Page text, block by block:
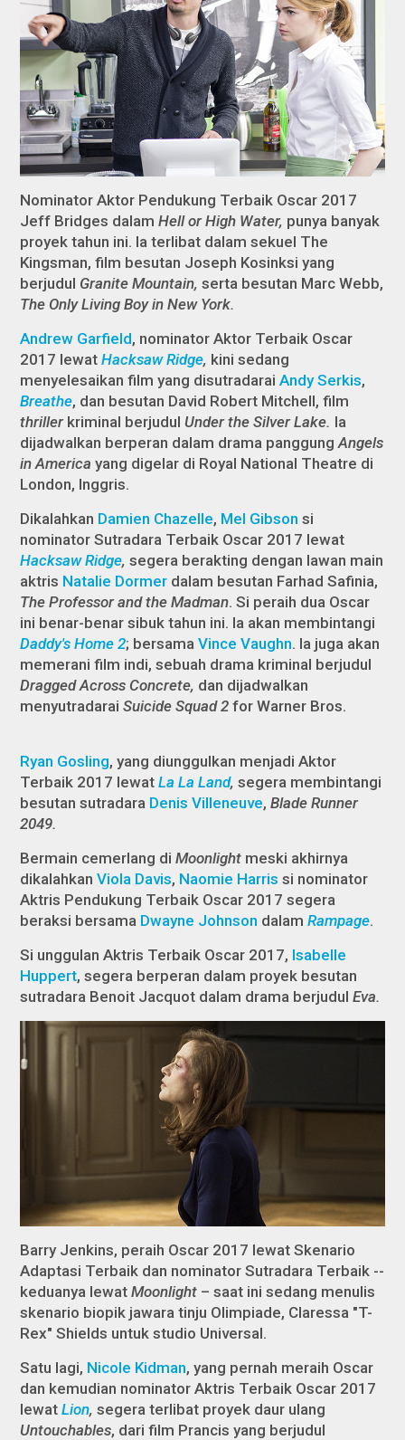
Nominator Aktor Pendukung Terbaik Oscar 2017
Jeff Bridges dalamHell or High Water, punya banyak
proyek tahun ini. Ia terlibat dalam sekuel The
Kingsman, film besutan Joseph Kosinksi yang
berjudul Granite Mountain, serta besutan Marc Webb,
The Only Living Boy in New York.
Andrew Garfield, nominator Aktor Terbaik Oscar
2017 lewatHacksaw Ridge, kini sedang
menyelesaikan film yang disutradaraiAndy Serkis,
Breathe, dan besutan David Robert Mitchell, film
thrillerkriminal berjudul Under the Silver Lake. Ia
dijadwalkan berperan dalam drama panggungAngels
in America yang digelar di Royal National Theatre di
London, Inggris.
Dikalahkan Damien Chazelle, Mel Gibson si
nominator Sutradara Terbaik Oscar 2017 lewat
Hacksaw Ridge,segera berakting dengan lawan main
aktris Natalie Dormer dalam besutan Farhad Safinia,
The Professor and the Madman. Si peraih dua Oscar
ini benar-benar sibuk tahun ini. Ia akan membintangi
Daddy's Home 2; bersamaVince Vaughn. Ia juga akan
memerani film indi, sebuah drama kriminal berjudul
Dragged Across Concrete, dan dijadwalkan
menyutradaraiSuicide Squad 2 for Warner Bros.
Ryan Gosling, yang diunggulkan menjadi Aktor
Terbaik 2017 lewatLa La Land,segera membintangi
besutan sutradara Denis Villeneuve,Blade Runner
2049.
Bermain cemerlang diMoonlight meski akhirnya
dikalahkanViola Davis, Naomie Harris si nominator
Aktris Pendukung Terbaik Oscar 2017 segera
beraksi bersama Dwayne Johnson dalamRampage.
Si unggulan Aktris Terbaik Oscar 2017, Isabelle
Huppert, segera berperan dalam proyek besutan
sutradara Benoit Jacquot dalam drama berjudulEva.
Barry Jenkins, peraih Oscar 2017 lewat Skenario
Adaptasi Terbaik dan nominator Sutradara Terbaik --
keduanya lewatMoonlight – saat ini sedang menulis
skenario biopik jawara tinju Olimpiade, Claressa "T-
Rex" Shields untuk studio Universal.
Satu lagi, Nicole Kidman, yang pernah meraih Oscar
dan kemudian nominator Aktris Terbaik Oscar 2017
lewatLion,segera terlibat proyek daur ulang
Untouchables, dari film Prancis yang berjudul